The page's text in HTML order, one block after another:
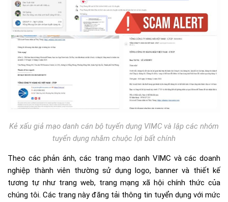
Kẻ xấu giả mạo danh cán bộ tuyển dụng VIMC và lập các nhóm
tuyển dụng nhằm chuộc lợi bất chính
Theo các phản ánh, các trang mạo danh VIMC và các doanh
nghiệp thành viên thường sử dụng logo, banner và thiết kế
tương tự như trang web, trang mạng xã hội chính thức của
chúng tôi. Các trang này đăng tải thông tin tuyển dụng với mức